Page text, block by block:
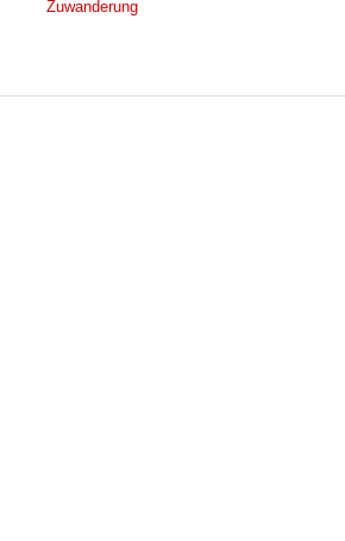
Zuwanderung